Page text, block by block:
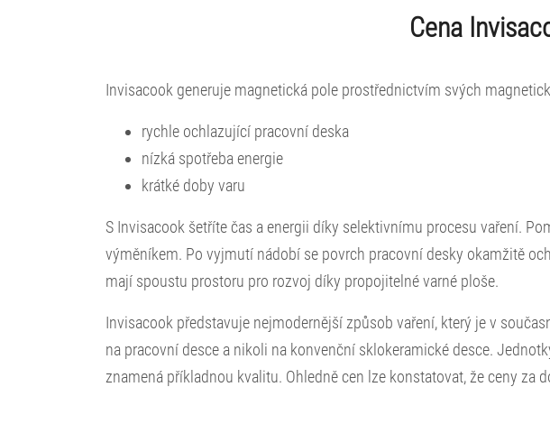
Cena
Invisacook generuje magnetická pole prostřednictvím svých
rychle ochlazující pracovní deska
nízká spotřeba energie
krátké doby varu
S Invisacook šetříte čas a energii díky selektivnímu procesu vaření.
výměníkem. Po vyjmutí nádobí se povrch pracovní desky okamžitě
mají spoustu prostoru pro rozvoj díky propojitelné varné ploše.
Invisacook představuje nejmodernější způsob vaření, který je v
na pracovní desce a nikoli na konvenční sklokeramické desce.
znamená příkladnou kvalitu. Ohledně cen lze konstatovat, že ceny